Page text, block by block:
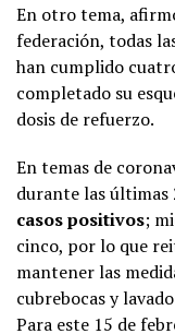
En otro tema,
federación, todas
han cumplido
completado su
dosis de refuerzo.
En temas de
durante las últimas
casos positivos;
cinco, por lo que
mantener las
cubrebocas y
Para este 15 de